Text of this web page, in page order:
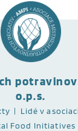
o.p.s.
Lidé v asociaci
Food Initiatives